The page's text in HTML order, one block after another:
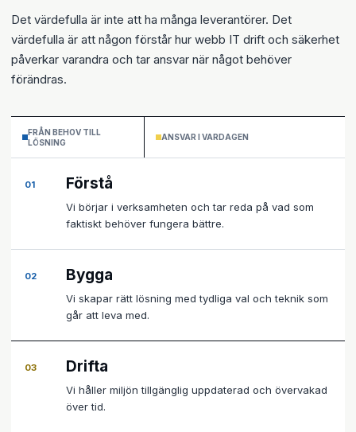
Det värdefulla är inte att ha många leverantörer. Det
värdefulla är att någon förstår hur webb IT drift och säkerhet
påverkar varandra och tar ansvar när något behöver
förändras.
FRÅN BEHOV TILL
LÖSNING
ANSVAR I VARDAGEN
01 Förstå
Vi börjar i verksamheten och tar reda på vad som
faktiskt behöver fungera bättre.
02 Bygga
Vi skapar rätt lösning med tydliga val och teknik som
går att leva med.
03 Drifta
Vi håller miljön tillgänglig uppdaterad och övervakad
över tid.